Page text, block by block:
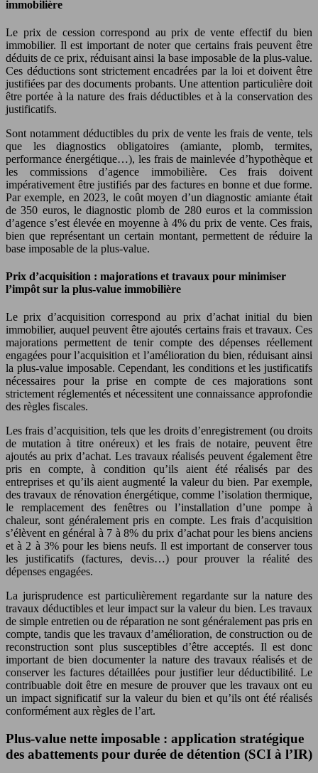
immobilière
Le prix de cession correspond au prix de vente effectif du bien
immobilier. Il est important de noter que certains frais peuvent être
déduits de ce prix, réduisant ainsi la base imposable de la plus-value.
Ces déductions sont strictement encadrées par la loi et doivent être
justifiées par des documents probants. Une attention particulière doit
être portée à la nature des frais déductibles et à la conservation des
justificatifs.
Sont notamment déductibles du prix de vente les frais de vente, tels
que les diagnostics obligatoires (amiante, plomb, termites,
performance énergétique…), les frais de mainlevée d’hypothèque et
les commissions d’agence immobilière. Ces frais doivent
impérativement être justifiés par des factures en bonne et due forme.
Par exemple, en 2023, le coût moyen d’un diagnostic amiante était
de 350 euros, le diagnostic plomb de 280 euros et la commission
d’agence s’est élevée en moyenne à 4% du prix de vente. Ces frais,
bien que représentant un certain montant, permettent de réduire la
base imposable de la plus-value.
Prix d’acquisition : majorations et travaux pour minimiser
l’impôt sur la plus-value immobilière
Le prix d’acquisition correspond au prix d’achat initial du bien
immobilier, auquel peuvent être ajoutés certains frais et travaux. Ces
majorations permettent de tenir compte des dépenses réellement
engagées pour l’acquisition et l’amélioration du bien, réduisant ainsi
la plus-value imposable. Cependant, les conditions et les justificatifs
nécessaires pour la prise en compte de ces majorations sont
strictement réglementés et nécessitent une connaissance approfondie
des règles fiscales.
Les frais d’acquisition, tels que les droits d’enregistrement (ou droits
de mutation à titre onéreux) et les frais de notaire, peuvent être
ajoutés au prix d’achat. Les travaux réalisés peuvent également être
pris en compte, à condition qu’ils aient été réalisés par des
entreprises et qu’ils aient augmenté la valeur du bien. Par exemple,
des travaux de rénovation énergétique, comme l’isolation thermique,
le remplacement des fenêtres ou l’installation d’une pompe à
chaleur, sont généralement pris en compte. Les frais d’acquisition
s’élèvent en général à 7 à 8% du prix d’achat pour les biens anciens
et à 2 à 3% pour les biens neufs. Il est important de conserver tous
les justificatifs (factures, devis…) pour prouver la réalité des
dépenses engagées.
La jurisprudence est particulièrement regardante sur la nature des
travaux déductibles et leur impact sur la valeur du bien. Les travaux
de simple entretien ou de réparation ne sont généralement pas pris en
compte, tandis que les travaux d’amélioration, de construction ou de
reconstruction sont plus susceptibles d’être acceptés. Il est donc
important de bien documenter la nature des travaux réalisés et de
conserver les factures détaillées pour justifier leur déductibilité. Le
contribuable doit être en mesure de prouver que les travaux ont eu
un impact significatif sur la valeur du bien et qu’ils ont été réalisés
conformément aux règles de l’art.
Plus-value nette imposable : application stratégique
des abattements pour durée de détention (SCI à l’IR)